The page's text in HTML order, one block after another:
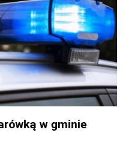
w gminie